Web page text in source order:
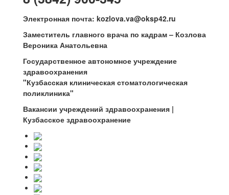
Электронная почта: kozlova.va@oksp42.ru
Заместитель главного врача по кадрам – Козлова
Вероника Анатольевна
Государственное автономное учреждение
здравоохранения
"Кузбасская клиническая стоматологическая
поликлиника"
Вакансии учреждений здравоохранения |
Кузбасское здравоохранение